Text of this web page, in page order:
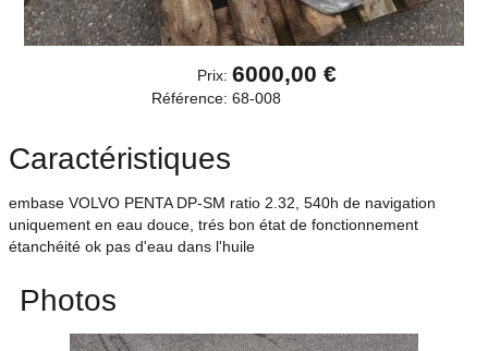
Prix: 6000,00 €
Référence: 68-008
Caractéristiques
embase VOLVO PENTA DP-SM ratio 2.32, 540h de navigation
uniquement en eau douce, trés bon état de fonctionnement
étanchéité ok pas d'eau dans l'huile
Photos